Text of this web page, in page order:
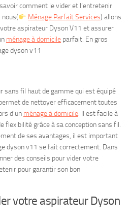
comment le vider et l’entretenir
Ménage Parfait Services) allons
aspirateur Dyson V11 et assurer
ménage à domicile parfait. En gros
dyson v11
sans fil haut de gamme qui est équipé
de nettoyer efficacement toutes
d’un ménage à domicile. Il est facile à
flexibilité grâce à sa conception sans fil.
de ses avantages, il est important
dyson v11 se fait correctement. Dans
des conseils pour vider votre
pour garantir son bon
votre aspirateur Dyson